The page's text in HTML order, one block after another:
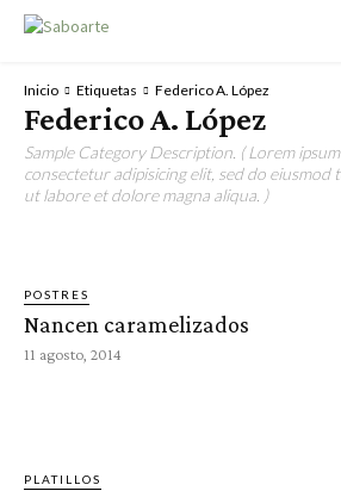
Inicio Etiquetas Federico A. López
Federico A. López
Sample Category Description. ( Lorem
consectetur adipisicing elit, sed do eiusmod
ut labore et dolore magna aliqua. )
POSTRES
Nancen caramelizados
11 agosto, 2014
PLATILLOS